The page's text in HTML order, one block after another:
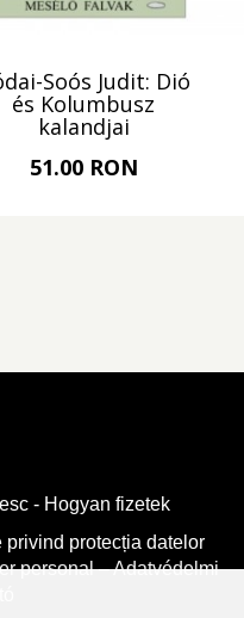
Soós Judit: Dió
és Kolumbusz
kalandjai
51.00 RON
- Hogyan fizetek
privind protecția datelor
personal – Adatvédelmi